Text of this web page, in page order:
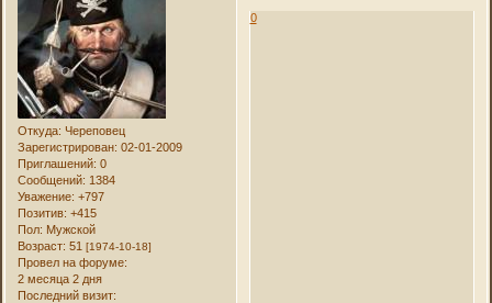
Откуда: Череповец
Зарегистрирован: 02-01-2009
Приглашений: 0
Сообщений: 1384
Уважение: +797
Позитив: +415
Пол: Мужской
Возраст: 51[1974-10-18]
Провел на форуме:
2 месяца 2 дня
Последний визит:
0